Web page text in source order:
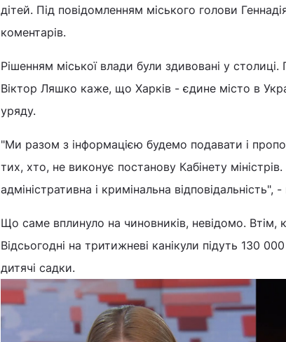
дітей. Під повідомленням міського голови
коментарів.
Рішенням міської влади були здивовані у столиці.
Віктор Ляшко каже, що Харків - єдине місто в
уряду.
"Ми разом з інформацією будемо подавати і
тих, хто, не виконує постанову Кабінету
адміністративна і кримінальна
Що саме вплинуло на чиновників, невідомо. Втім,
Відсьогодні на тритижневі канікули підуть 130
дитячі садки.